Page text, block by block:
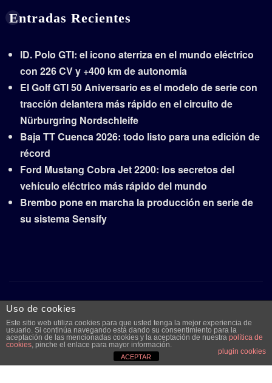
Entradas Recientes
ID. Polo GTI: el icono aterriza en el mundo eléctrico
con 226 CV y +400 km de autonomía
El Golf GTI 50 Aniversario es el modelo de serie con
tracción delantera más rápido en el circuito de
Nürburgring Nordschleife
Baja TT Cuenca 2026: todo listo para una edición de
récord
Ford Mustang Cobra Jet 2200: los secretos del
vehículo eléctrico más rápido del mundo
Brembo pone en marcha la producción en serie de
su sistema Sensify
Copyright © 2026 | Funciona conWordPress|Frankfurt
Newspor ThemeArile
Aviso legal y
Publicidad Contacto
Uso de cookies
Este sitio web utiliza cookies para que usted tenga la mejor experiencia de
usuario. Si continúa navegando está dando su consentimiento para la
aceptación de las mencionadas cookies y la aceptación de nuestra política de
cookies, pinche el enlace para mayor información.
plugin cookies
ACEPTAR